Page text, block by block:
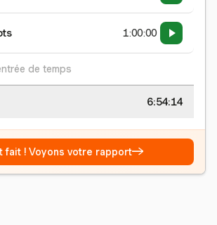
1:00:00
de temps
6:54:15
fait ! Voyons votre rapport→